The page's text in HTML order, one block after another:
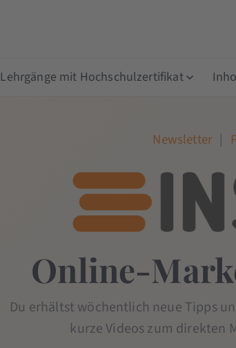
Lehrgänge mit Hochschulzertifikat
Newsletter |
Online-
Du erhältst wöchentlich neue Tipps
kurze Videos zum direkten